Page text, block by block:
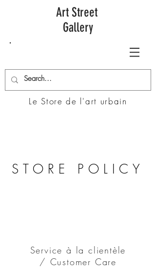
Art Street
Gallery
Le Store de l'art urbain
STORE POLICY
Service à la clientèle
/ Customer Care